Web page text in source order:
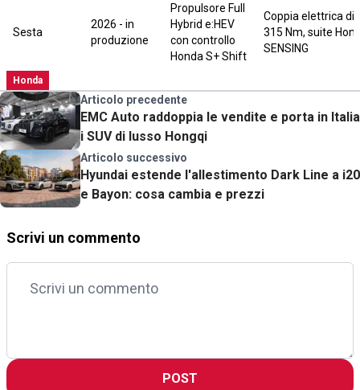
Sesta
2026 - in
produzione
Propulsore Full
Hybrid e:HEV
con controllo
Honda S+ Shift
Coppia elettrica di
315 Nm, suite
SENSING
Honda
Articolo precedente
EMC Auto raddoppia le vendite e porta in Italia
i SUV di lusso Hongqi
Articolo successivo
Hyundai estende l'allestimento Dark Line a i20
e Bayon: cosa cambia e prezzi
Scrivi un commento
POST